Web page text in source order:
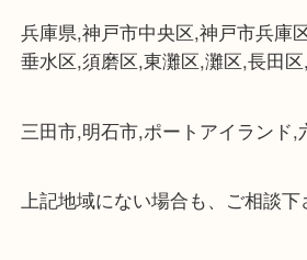
★当店の特徴★
グモール内にあります。
・査定中に外出可能です。シ